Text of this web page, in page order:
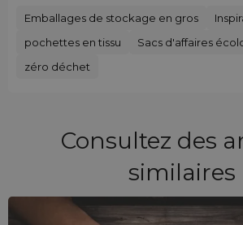
Emballages de stockage en gros
pochettes en tissu
Sacs d'affaires
zéro déchet
Consultez des
similaires